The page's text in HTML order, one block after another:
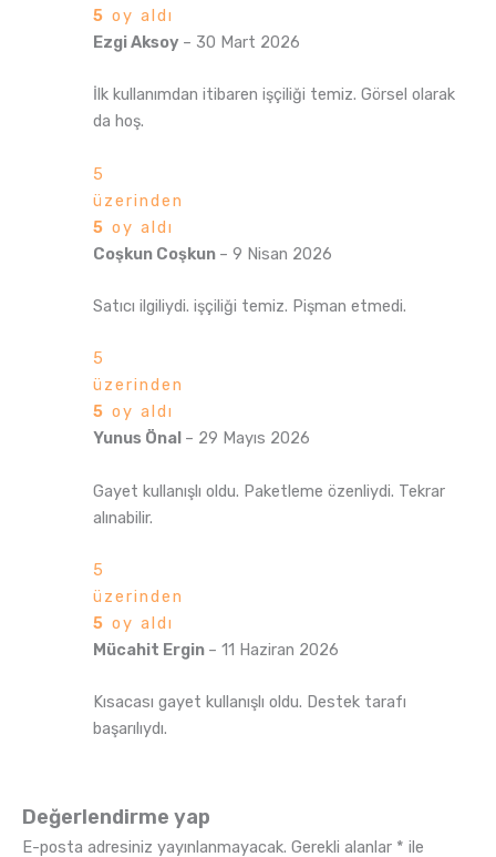
5 oy aldı
Ezgi Aksoy – 30 Mart 2026
İlk kullanımdan itibaren işçiliği temiz. Görsel olarak
da hoş.
5
üzerinden
5 oy aldı
Coşkun Coşkun – 9 Nisan 2026
Satıcı ilgiliydi. işçiliği temiz. Pişman etmedi.
5
üzerinden
5 oy aldı
Yunus Önal – 29 Mayıs 2026
Gayet kullanışlı oldu. Paketleme özenliydi. Tekrar
alınabilir.
5
üzerinden
5 oy aldı
Mücahit Ergin – 11 Haziran 2026
Kısacası gayet kullanışlı oldu. Destek tarafı
başarılıydı.
Değerlendirme yap
E-posta adresiniz yayınlanmayacak. Gerekli alanlar * ile